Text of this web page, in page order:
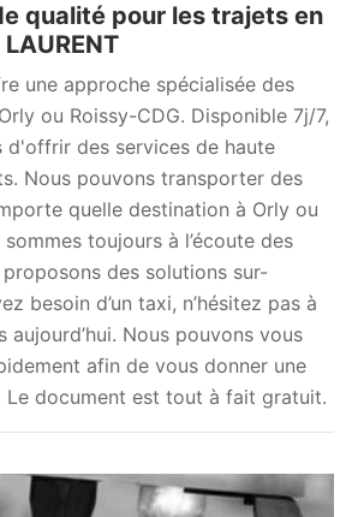
qualité pour les trajets en
une approche spécialisée des
ou Roissy-CDG. Disponible 7j/7,
d'offrir des services de haute
Nous pouvons transporter des
quelle destination à Orly ou
toujours à l’écoute des
des solutions sur-
besoin d’un taxi, n’hésitez pas à
aujourd’hui. Nous pouvons vous
afin de vous donner une
Le document est tout à fait gratuit.